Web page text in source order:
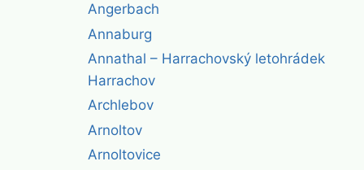
Angerbach
Annaburg
Annathal – Harrachovský letohrádek
Harrachov
Archlebov
Arnoltov
Arnoltovice